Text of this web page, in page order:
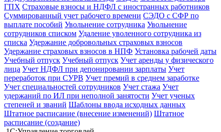
ГПХ Страховые взносы и НДФЛ с иностранных работников
Суммированный учет рабочего времени СЭДО с СФР по
выплате пособий Увольнение сотрудника Увольнение
сотрудников списком Удаление уволенного сотрудника из
списка Удержание добровольных страховых взносов
Удержание страховых взносов в НПФ Установка рабочей даты
Учебный отпуск Учебный отпуск Учет аренды у физического
лица Учет НДФЛ при депонировании зарплаты Учет
переработок при СУРВ Учет премий в среднем заработке
Учет специальностей сотрудников Учет стажа Учет
удержаний по ИЛ при неполной занятости Учет ученых
степеней и званий Шаблоны ввода исходных данных
Штатное расписание (внесение изменений) Штатное
расписание (создание)